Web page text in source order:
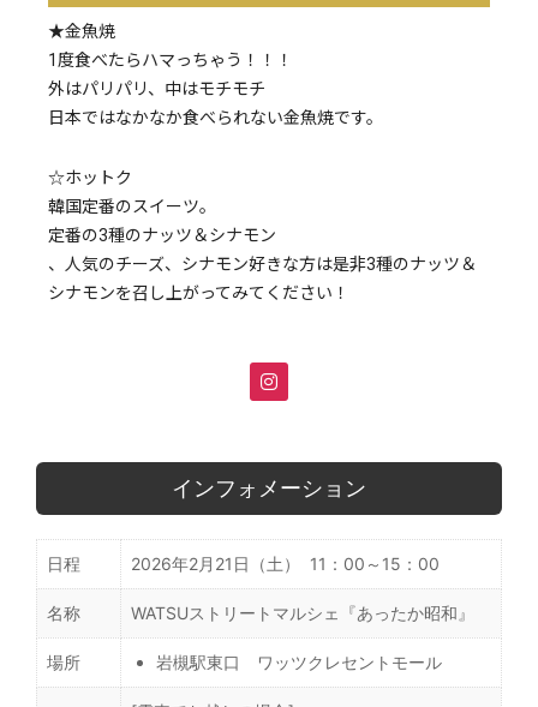
★金魚焼
1度食べたらハマっちゃう！！！
外はパリパリ、中はモチモチ
日本ではなかなか食べられない金魚焼です。
☆ホットク
韓国定番のスイーツ。
定番の3種のナッツ＆シナモン
、人気のチーズ、シナモン好きな方は是非3種のナッツ＆
シナモンを召し上がってみてください！
インフォメーション
日程 2026年2月21日（土） 11：00～15：00
名称 WATSUストリートマルシェ『あったか昭和』
場所 岩槻駅東口 ワッツクレセントモール